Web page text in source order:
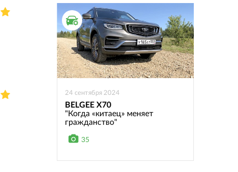
ТЕСТ ДРАЙВ
24 сентября 2024
BELGEE X70
"Когда «китаец» меняет
гражданство"
35